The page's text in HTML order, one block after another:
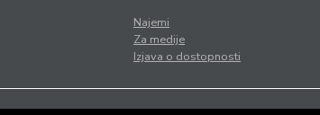
Najemi
Za medije
Izjava o dostopnosti